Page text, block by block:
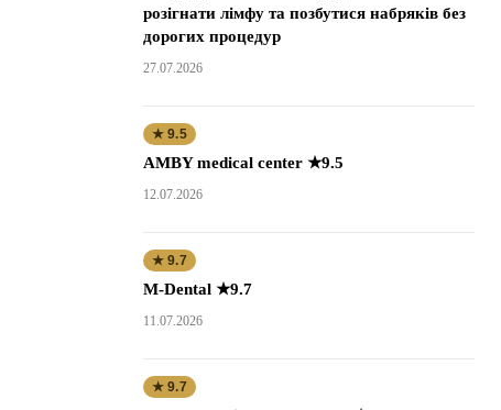
розігнати лімфу та позбутися набряків без
дорогих процедур
27.07.2026
★ 9.5
AMBY medical center ★9.5
12.07.2026
★ 9.7
M-Dental ★9.7
11.07.2026
★ 9.7